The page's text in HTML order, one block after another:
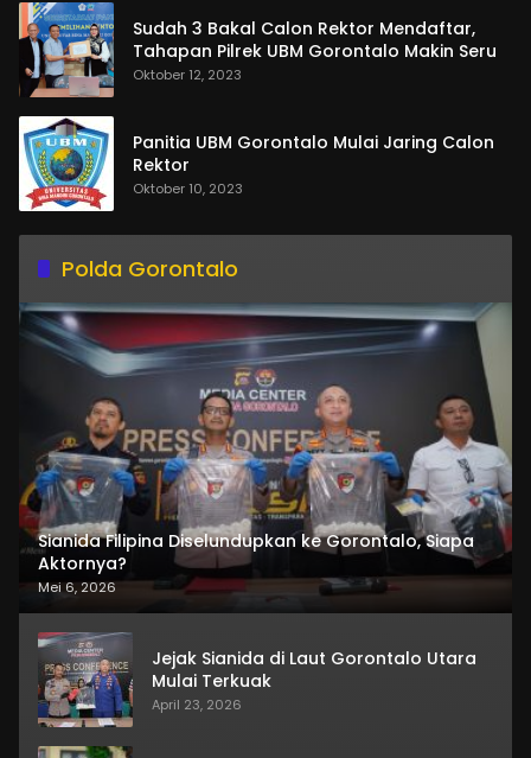
Sudah 3 Bakal Calon Rektor Mendaftar,
Tahapan Pilrek UBM Gorontalo Makin Seru
Oktober 12, 2023
Panitia UBM Gorontalo Mulai Jaring Calon
Rektor
Oktober 10, 2023
Polda Gorontalo
Sianida Filipina Diselundupkan ke Gorontalo, Siapa
Aktornya?
Mei 6, 2026
Jejak Sianida di Laut Gorontalo Utara
Mulai Terkuak
April 23, 2026